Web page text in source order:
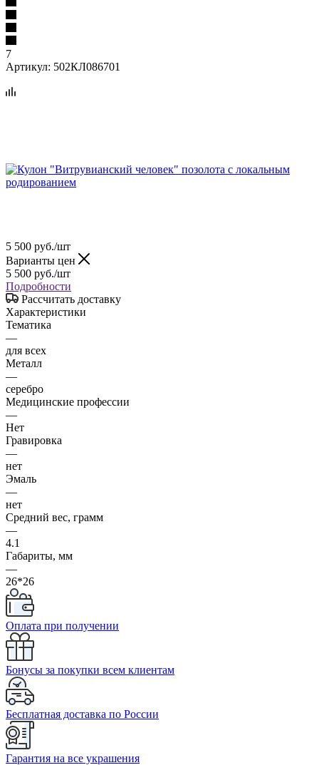
7
Артикул: 502КЛ086701
5 500 руб./шт
Варианты цен
5 500 руб./шт
Подробности
Рассчитать доставку
Характеристики
Тематика
—
для всех
Металл
—
серебро
Медицинские профессии
—
Нет
Гравировка
—
нет
Эмаль
—
нет
Средний вес, грамм
—
4.1
Габариты, мм
—
26*26
Оплата при получении
Бонусы за покупки всем клиентам
Бесплатная доставка по России
Гарантия на все украшения